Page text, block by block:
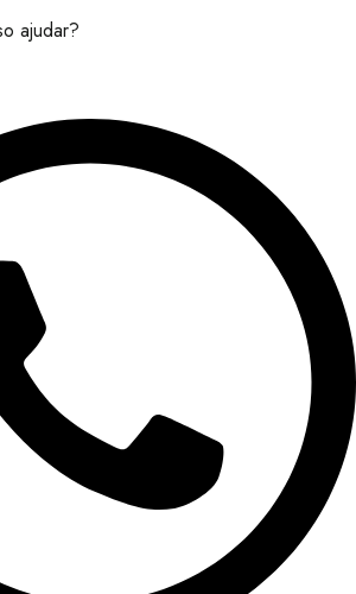
ajudar?